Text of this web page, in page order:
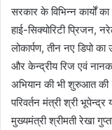
सरकार के विभिन्न कार्यों
हाई-सिक्योरिटी प्रिजन,
लोकार्पण, तीन नए डिपो
और केन्द्रीय रिज एवं
अभियान की भी शुरुआत
परिवर्तन मंत्री श्री
मुख्यमंत्री श्रीमती रेखा